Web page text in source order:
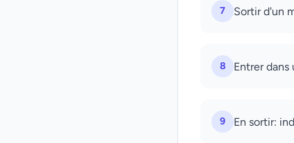
7 Sortir d'un
8 Entrer
9 En sortir: